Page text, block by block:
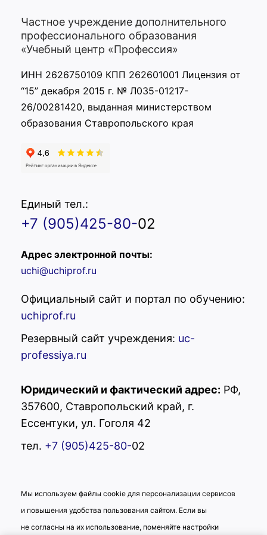
Частное учреждение дополнительного
профессионального образования
«Учебный центр «Профессия»
ИНН 2626750109 КПП 262601001 Лицензия от
“15” декабря 2015 г. № Л035-01217-
26/00281420, выданная министерством
образования Ставропольского края
Единый тел.:
+7 (905)425-80-02
Адрес электронной почты:
uchi@uchiprof.ru
Официальный сайт и портал по обучению:
uchiprof.ru
Резервный сайт учреждения: uc-
professiya.ru
Юридический и фактический адрес: РФ,
357600, Ставропольский край, г.
Ессентуки, ул. Гоголя 42
тел. +7 (905)425-80-02
Мы используем файлы cookie для персонализации сервисов
и повышения удобства пользования сайтом. Если вы
не согласны на их использование, поменяйте настройки